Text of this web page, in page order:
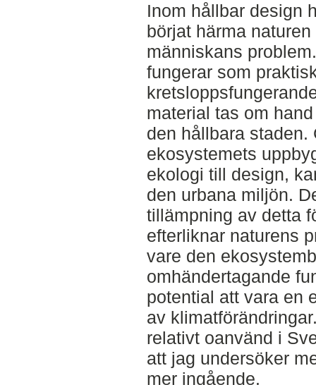
Inom hållbar design
börjat härma
människans
fungerar som
material tas om
den hållbara staden.
ekosystemets
ekologi till design,
den urbana miljön.
tillämpning av detta
efterliknar naturens
vare den
omhändertagande
potential att vara en
av
relativt oanvänd i
att jag undersöker
mer ingående.